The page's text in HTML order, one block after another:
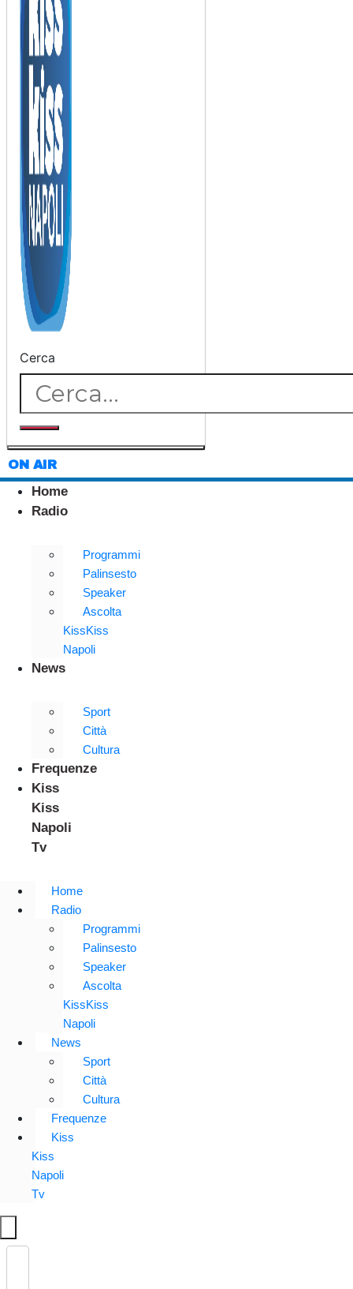
Cerca
ON AIR
Home
Radio
Programmi
Palinsesto
Speaker
Ascolta
KissKiss
Napoli
News
Sport
Città
Cultura
Frequenze
Kiss
Kiss
Napoli
Tv
Home
Radio
Programmi
Palinsesto
Speaker
Ascolta
KissKiss
Napoli
News
Sport
Città
Cultura
Frequenze
Kiss
Kiss
Napoli
Tv